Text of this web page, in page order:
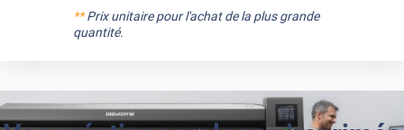
**Prix unitaire pour l'achat de la plus grande
quantité.